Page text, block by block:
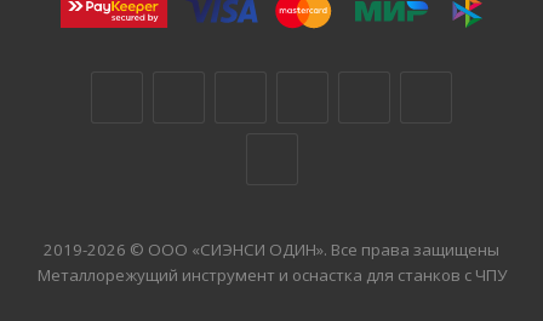
2019-2026 © ООО «СИЭНСИ ОДИН». Все права защищены
Металлорежущий инструмент и оснастка для станков с ЧПУ